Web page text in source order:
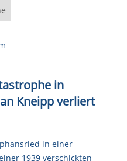
in
Kneipp verliert